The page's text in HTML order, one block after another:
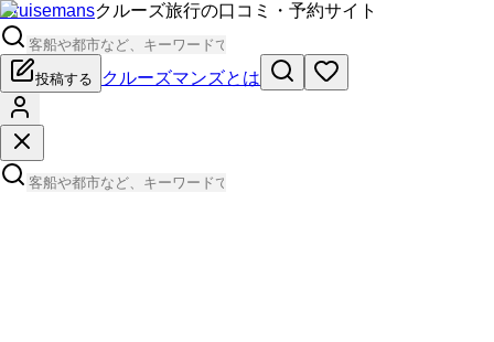
Cruisemansクルーズ旅行の口コミ・予約サイト
投稿する クルーズマンズとは